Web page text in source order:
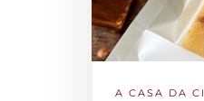
A CASA DA CI